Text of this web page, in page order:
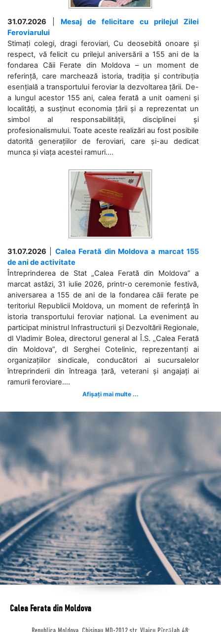
31.07.2026
Mesaj de felicitare cu prilejul Zilei
Feroviarului
Stimați colegi, dragi feroviari, Cu deosebită onoare și
respect, vă felicit cu prilejul aniversării a 155 ani de la
fondarea Căii Ferate din Moldova – un moment de
referință, care marchează istoria, tradiția și contribuția
esențială a transportului feroviar la dezvoltarea țării. De-
a lungul acestor 155 ani, calea ferată a unit oameni și
localități, a susținut economia țării și a reprezentat un
simbol al responsabilității, disciplinei și
profesionalismului. Toate aceste realizări au fost posibile
datorită generațiilor de feroviari, care și-au dedicat
munca și viața acestei ramuri....
31.07.2026
Calea Ferată din Moldova a marcat 155
de ani de activitate
Întreprinderea de Stat „Calea Ferată din Moldova” a
marcat astăzi, 31 iulie 2026, printr-o ceremonie festivă,
aniversarea a 155 de ani de la fondarea căii ferate pe
teritoriul Republicii Moldova, un moment de referință în
istoria transportului feroviar național. La eveniment au
participat ministrul Infrastructurii și Dezvoltării Regionale,
dl Vladimir Bolea, directorul general al Î.S. „Calea Ferată
din Moldova”, dl Serghei Cotelinic, reprezentanți ai
organizațiilor sindicale, conducători ai sucursalelor
întreprinderii din întreaga țară, veterani și angajați ai
ramurii feroviare....
Afișați mai multe ...
Calea Ferata din Moldova